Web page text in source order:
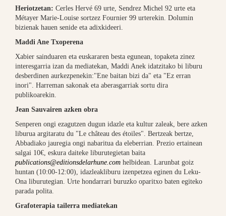
Heriotzetan: Cerles Hervé 69 urte, Sendrez Michel 92 urte eta
Métayer Marie-Louise sortzez Fournier 99 urterekin. Dolumin
bizienak hauen senide eta adixkideeri.
Maddi Ane Txoperena
Xabier sainduaren eta euskararen besta egunean, topaketa zinez
interesgarria izan da mediatekan, Maddi Anek idatzitako bi liburu
desberdinen aurkezpenekin:"Ene baitan bizi da" eta "Ez erran
inori". Harreman sakonak eta aberasgarriak sortu dira
publikoarekin.
Jean Sauvairen azken obra
Senperen ongi ezagutzen dugun idazle eta kultur zaleak, bere azken
liburua argitaratu du "Le château des étoiles". Bertzeak bertze,
Abbadiako jauregia ongi nabaritua da eleberrian. Prezio ertainean
salgai 10€, eskura daiteke liburutegietan baita
publications@editionsdelarhune.com helbidean. Larunbat goiz
huntan (10:00-12:00), idazleakliburu izenpetzea eginen du Leku-
Ona liburutegian. Urte hondarrari buruzko oparitxo baten egiteko
parada polita.
Grafoterapia tailerra mediatekan